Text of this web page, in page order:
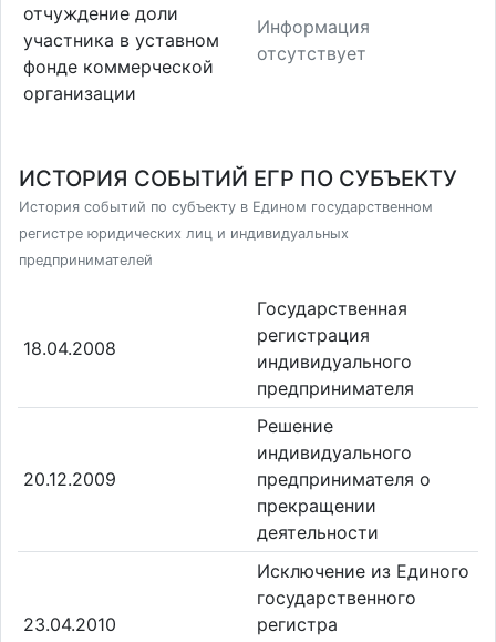
отчуждение доли
участника в уставном
фонде коммерческой
организации
Информация
отсутствует
ИСТОРИЯ СОБЫТИЙ ЕГР ПО СУБЪЕКТУ
История событий по субъекту в Едином государственном
регистре юридических лиц и индивидуальных
предпринимателей
18.04.2008
Государственная
регистрация
индивидуального
предпринимателя
20.12.2009
Решение
индивидуального
предпринимателя о
прекращении
деятельности
23.04.2010
Исключение из Единого
государственного
регистра